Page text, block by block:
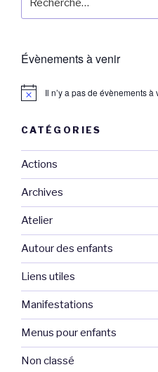
pour
Évènements à venir
Il n’y a pas de évènements à
CATÉGORIES
Actions
Archives
Atelier
Autour des enfants
Liens utiles
Manifestations
Menus pour enfants
Non classé